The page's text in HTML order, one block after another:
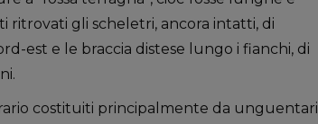
ritrovati gli scheletri, ancora intatti, di
est e le braccia distese lungo i fianchi, di
costituiti principalmente da unguentari